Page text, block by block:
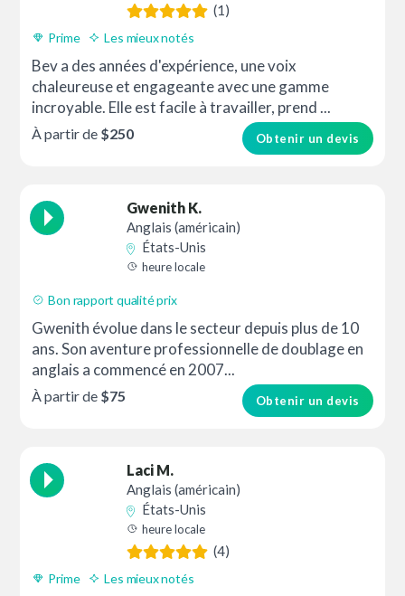
(1)
Prime Les mieux notés
Bev a des années d'expérience, une voix
chaleureuse et engageante avec une gamme
incroyable. Elle est facile à travailler, prend ...
Obtenir un devis
À partir de $250
Gwenith K.
Anglais (américain)
États-Unis
heure locale
Bon rapport qualité prix
Gwenith évolue dans le secteur depuis plus de 10
ans. Son aventure professionnelle de doublage en
anglais a commencé en 2007...
Obtenir un devis
À partir de $75
Laci M.
Anglais (américain)
États-Unis
heure locale
(4)
Prime Les mieux notés